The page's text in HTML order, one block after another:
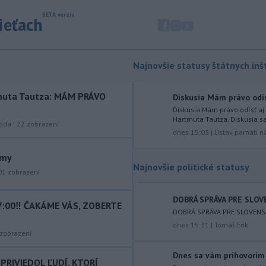
ktorýminulý rok autom vrazil do davu
ľudí v Mníchove a zabil dvojročné
Severná Kórea vo štvrtok
odpálila najmenej jeden
neidentifikovanýprojektil smerom k
únie chce zachovať suverénnu
kontrolu nad všetkým rybolovom.
funkcii hodnotí pôsobenie
prezidenta Karola Nawrockého
Tautza: MÁM PRÁVO
| 22 zobrazení
zobrazení
ČAKÁME VÁS, ZOBERTE
zobrazení
ĽUDÍ, KTORÍ
Najnovšie statusy štátnych
Diskusia Mám právo
Diskusia Mám právo odísť
Hartmuta Tautza. Diskusia
dnes 15:03 | Ústav pamäti
Najnovšie politické statusy
DOBRÁ SPRÁVA PRE
DOBRÁ SPRÁVA PRE
dnes 15:31 | Tomáš Erik
Dnes sa vám